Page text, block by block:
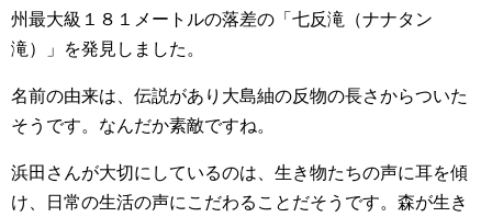
州最大級１８１メートルの落差の「七反滝（ナナタン
滝）」を発見しました。
名前の由来は、伝説があり大島紬の反物の長さからついた
そうです。なんだか素敵ですね。
浜田さんが大切にしているのは、生き物たちの声に耳を傾
け、日常の生活の声にこだわることだそうです。森が生き